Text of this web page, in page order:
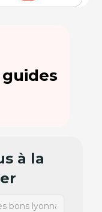
à la